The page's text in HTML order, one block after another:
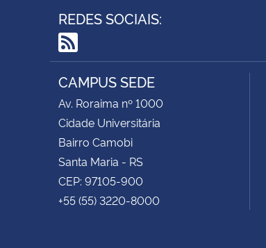
REDES SOCIAIS:
RSS
CAMPUS SEDE
Av. Roraima nº 1000
Cidade Universitária
Bairro Camobi
Santa Maria - RS
CEP: 97105-900
+55 (55) 3220-8000